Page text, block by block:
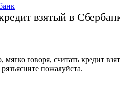
взятый в
мягко говоря, считать кредит
пожалуйста.